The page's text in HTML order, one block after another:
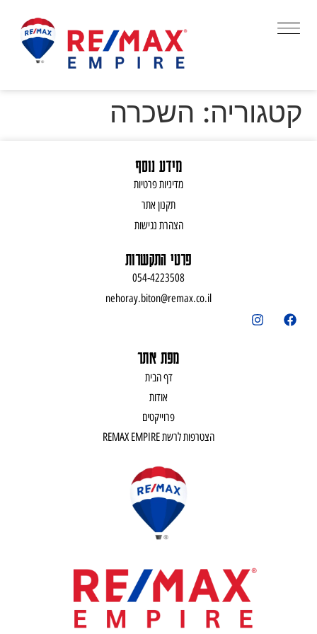
קטגוריה: השכרה
מידע נוסף
מדיניות פרטיות
תקנון אתר
הצהרת נגישות
פרטי התקשרות
054-4223508
nehoray.biton@remax.co.il
מפת אתר
דף הבית
אודות
פרוייקטים
הצטרפות לרשת REMAX EMPIRE